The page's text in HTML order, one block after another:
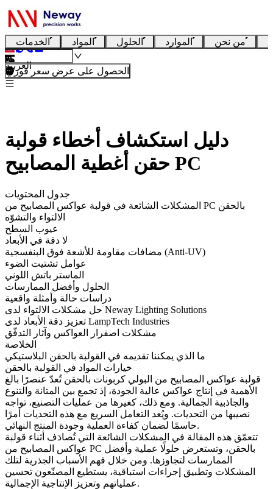
الخدمات المواد الحلول الموارد من نحن
العربية
الحصول على عرض سعر فوري
دليل استكشاف أخطاء قولبة
حقن أغطية المصابيح PC
جدول المحتويات
المشكلات الشائعة في قولبة عواكس المصابيح من PC بالحقن
الالتواء والتشوّه
عيوب السطح
لا دقة في الأبعاد
مضافات مقاومة للأشعة فوق البنفسجية (Anti-UV)
عوامل تشتيت الضوء
الماستر باتش اللوني
الحلول وأفضل الممارسات
دراسات حالة وأمثلة واقعية
حل مشكلات الالتواء لدى Neway Lighting Solutions
تعزيز دقة الأبعاد لدى LampTech Industries
مشكلات اصفرار العواكس وآثار التدفّق
الخلاصة
ما الذي يمكننا تقديمه في القولبة بالحقن البلاستيكي
خيارات المواد في القولبة بالحقن
قولبة عواكس المصابيح من البولي كربونات بالحقن تُعدّ عنصرًا بالغ
الأهمية في إنتاج عواكس عالية الجودة، إذ تجمع بين المتانة والتنوع
والجاذبية الجمالية. ومع ذلك، كغيرها من عمليات التصنيع، تواجه
نصيبها من التحديات. ويُعد التعامل السريع مع هذه التحديات أمرًا
حاسمًا لضمان كفاءة العملية وجودة المنتج النهائي.
تتعمّق هذه المقالة في المشكلات الشائعة التي تُصادَف أثناء قولبة
عواكس المصابيح من PC بالحقن، وتستعرض حلولًا عملية وأفضل
الممارسات لتجاوزها. ومن خلال فهم الأسباب الجذرية لتلك
المشكلات وتطبيق إجراءات استباقية، يستطيع المصنّعون تحسين
عملياتهم وتعزيز الإنتاجية الإجمالية.